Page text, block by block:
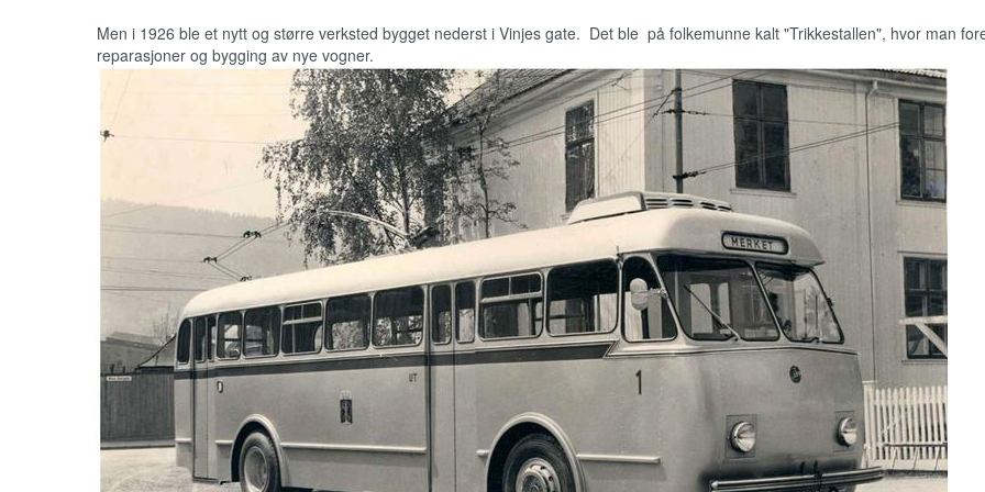
Men i 1926 ble et nytt og større verksted bygget nederst i Vinjes gate. Det ble på folkemunne kalt "Trikkestallen", hvor man
reparasjoner og bygging av nye vogner.